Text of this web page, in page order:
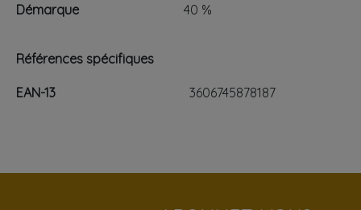
Démarque 40 %
Références spécifiques
EAN-13 3606745878187